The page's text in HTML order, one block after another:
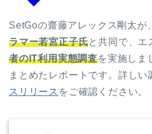
SetGoの齋藤アレックス剛太が、
ラマー若宮正子氏と共同で、エ
者のIT利用実態調査を実施しま
まとめたレポートです。詳しい
スリリース をご確認ください。